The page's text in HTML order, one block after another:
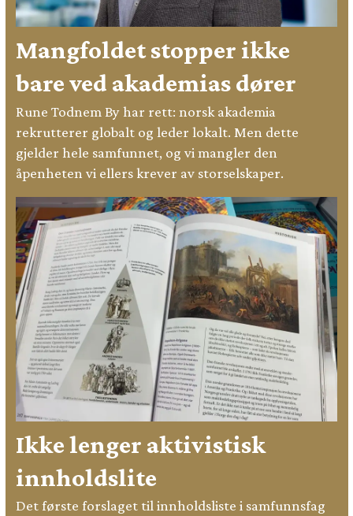
Mangfoldet stopper ikke
bare ved akademias dører
Rune Todnem By har rett: norsk akademia
rekrutterer globalt og leder lokalt. Men dette
gjelder hele samfunnet, og vi mangler den
åpenheten vi ellers krever av storselskaper.
Ikke lenger aktivistisk
innholdslite
Det første forslaget til innholdsliste i samfunnsfag